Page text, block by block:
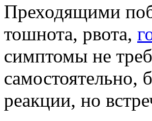
Преходящими
тошнота, рвота,
симптомы не
самостоятельно,
реакции, но